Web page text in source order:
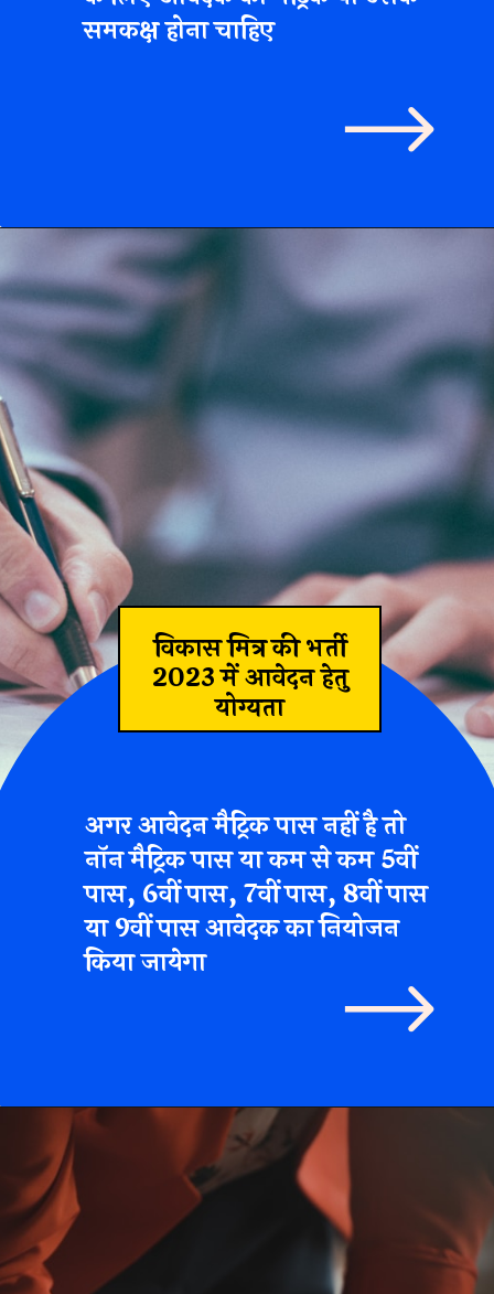
समकक्ष होना चाहिए
विकास मित्र की भर्ती
2023 में आवेदन हेतु
योग्यता
अगर आवेदन मैट्रिक पास नहीं है तो
नॉन मैट्रिक पास या कम से कम 5वीं
पास, 6वीं पास, 7वीं पास, 8वीं पास
या 9वीं पास आवेदक का नियोजन
किया जायेगा